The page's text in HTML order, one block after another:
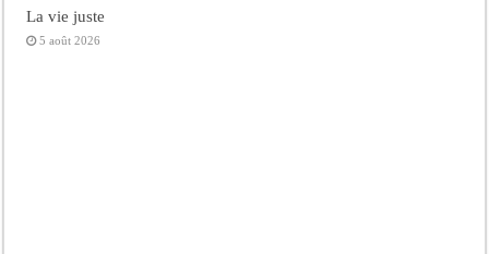
La vie juste
5 août 2026